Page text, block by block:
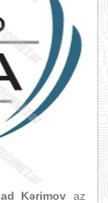
Kərimov az